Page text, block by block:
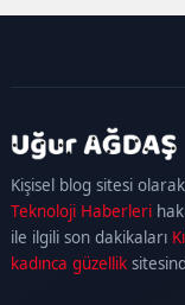
Kişisel blog sitesi
Teknoloji Haberleri
ile ilgili son dakikaları
kadınca güzellik
kadıköy
escortmaltepe
escortataşehir
escortümraniye
escort